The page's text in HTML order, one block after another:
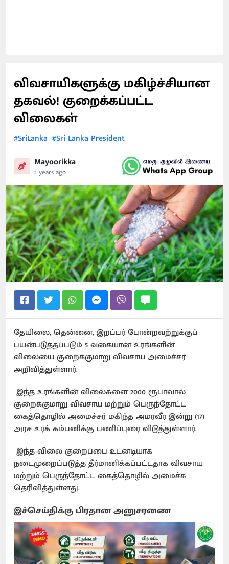
விவசாயிகளுக்கு மகிழ்ச்சியான
தகவல்! குறைக்கப்பட்ட
விலைகள்
#SriLanka #Sri Lanka President
Mayoorikka
2 years ago
தேயிலை, தென்னை, இறப்பர் போன்றவற்றுக்குப்
பயன்படுத்தப்படும் 5 வகையான உரங்களின்
விலையை குறைக்குமாறு விவசாய அமைச்சர்
அறிவித்துள்ளார்.
இந்த உரங்களின் விலைகளை 2000 ரூபாவால்
குறைக்குமாறு விவசாய மற்றும் பெருந்தோட்ட
கைத்தொழில் அமைச்சர் மகிந்த அமரவீர இன்று (17)
அரச உரக் கம்பனிக்கு பணிப்புரை விடுத்துள்ளார்.
இந்த விலை குறைப்பை உடனடியாக
நடைமுறைப்படுத்த தீர்மானிக்கப்பட்டதாக விவசாய
மற்றும் பெருந்தோட்ட கைத்தொழில் அமைச்சு
தெரிவித்துள்ளது.
இச்செய்திக்கு பிரதான அனுசரணை